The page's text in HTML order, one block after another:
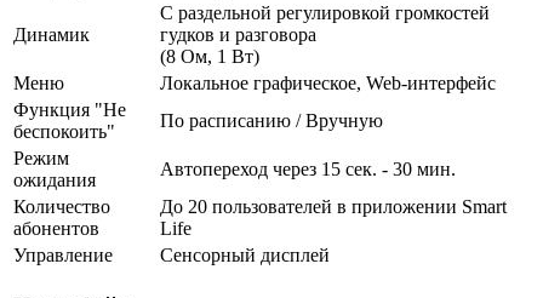
Динамик
С раздельной регулировкой громкостей
гудков и разговора
(8 Ом, 1 Вт)
Меню
Локальное графическое, Web-интерфейс
Функция "Не
беспокоить"
По расписанию / Вручную
Режим
ожидания
Автопереход через 15 сек. - 30 мин.
Количество
абонентов
До 20 пользователей в приложении Smart
Life
Управление
Сенсорный дисплей